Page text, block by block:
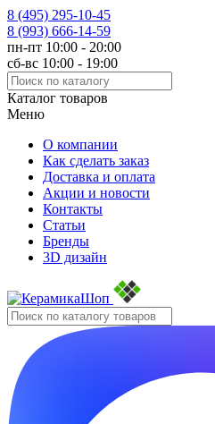
8 (495) 295-10-45
8 (993) 666-14-59
пн-пт 10:00 - 20:00
сб-вс 10:00 - 19:00
Каталог товаров
Меню
О компании
Как сделать заказ
Доставка и оплата
Акции и новости
Контакты
Статьи
Бренды
3D дизайн